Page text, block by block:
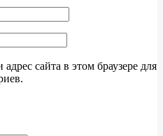
сайта в этом браузере для